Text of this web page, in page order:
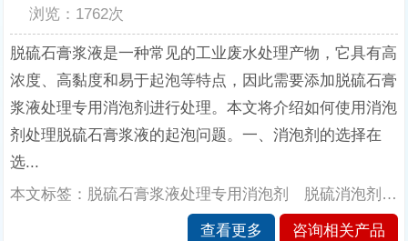
浏览：1762次
脱硫石膏浆液是一种常见的工业废水处理产物，它具有高
浓度、高黏度和易于起泡等特点，因此需要添加脱硫石膏
浆液处理专用消泡剂进行处理。本文将介绍如何使用消泡
剂处理脱硫石膏浆液的起泡问题。一、消泡剂的选择在
选...
本文标签：脱硫石膏浆液处理专用消泡剂 脱硫消泡剂 电厂消泡剂 石膏脱硫消泡剂 脱硫浆液消泡剂 火电厂脱硫消泡剂 消泡剂 南辉消泡剂厂家
查看更多 咨询相关产品